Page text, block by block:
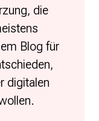
die
Blog für
digitalen